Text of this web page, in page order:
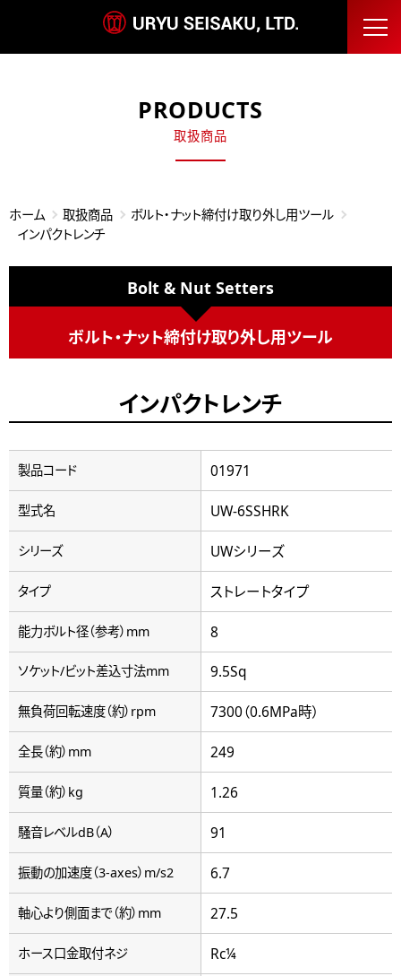
PRODUCTS
取扱商品
ホーム 取扱商品
ボルト・ナット締付け取り外し用ツール
インパクトレンチ
Bolt & Nut Setters
ボルト・ナット締付け取り外し用ツール
インパクトレンチ
製品コード 01971
型式名 UW-6SSHRK
シリーズ UWシリーズ
タイプ ストレートタイプ
能力ボルト径（参考）mm 8
ソケット/ビット差込寸法mm 9.5Sq
無負荷回転速度（約）rpm 7300（0.6MPa時）
全長（約）mm 249
質量（約）kg 1.26
騒音レベルdB（A） 91
振動の加速度（3-axes）m/s2 6.7
軸心より側面まで（約）mm 27.5
ホース口金取付ネジ Rc¼